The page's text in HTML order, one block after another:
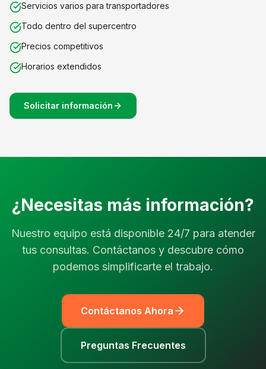
Servicios varios para transportadores
Todo dentro del supercentro
Precios competitivos
Horarios extendidos
Solicitar información
¿Necesitas más información?
Nuestro equipo está disponible 24/7 para atender
tus consultas. Contáctanos y descubre cómo
podemos simplificarte el trabajo.
Contáctanos Ahora
Preguntas Frecuentes